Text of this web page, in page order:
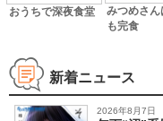
おうちで深夜食堂
みつめさん
も完食
新着ニュース
2026年8月7日